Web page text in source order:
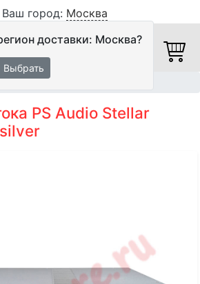
Ваш город: Москва
доставки: Москва?
Выбрать
PS Audio Stellar